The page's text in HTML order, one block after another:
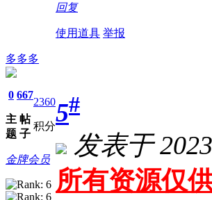
回复
使用道具 举报
多多多
0
主
题
667
帖
子
2360
积分
金牌会员
5#
发表于
所有资源仅